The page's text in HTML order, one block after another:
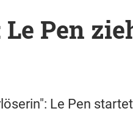
Pen
Le Pen